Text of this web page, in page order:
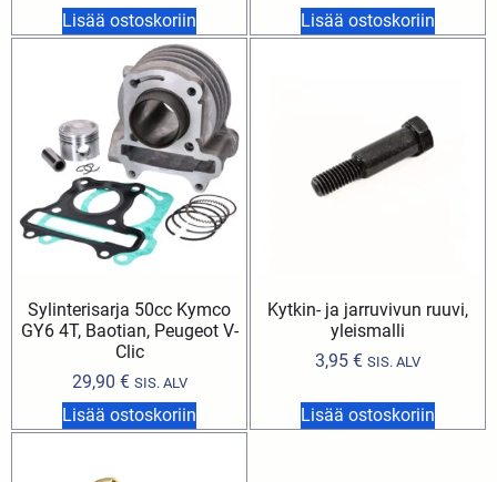
Lisää ostoskoriin Lisää ostoskoriin
Sylinterisarja 50cc Kymco
GY6 4T, Baotian, Peugeot V-
Clic
29,90 € SIS. ALV
Lisää ostoskoriin
Kytkin- ja jarruvivun ruuvi,
yleismalli
3,95 € SIS. ALV
Lisää ostoskoriin